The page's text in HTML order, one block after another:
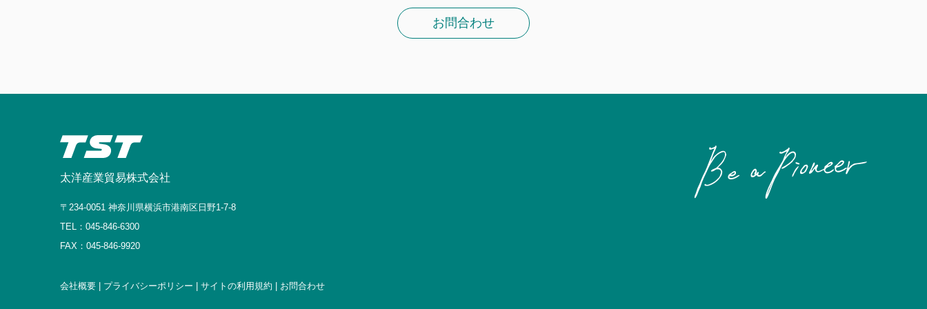
お問合わせ
太洋産業貿易株式会社
〒234-0051 神奈川県横浜市港南区日野1-7-8
TEL：045-846-6300
FAX：045-846-9920
会社概要 | プライバシーポリシー | サイトの利用規約 | お問合わせ